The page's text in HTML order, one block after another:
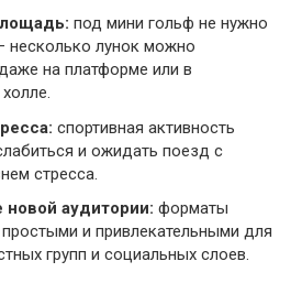
под мини гольф не нужно
несколько лунок можно
на платформе или в
спортивная активность
и ожидать поезд с
стресса.
новой аудитории: форматы
и привлекательными для
групп и социальных слоев.